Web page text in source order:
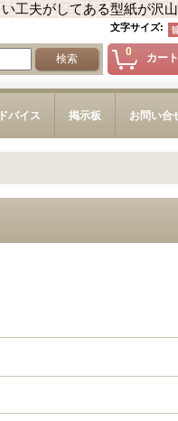
工夫がしてある型紙が沢
文字サイズ:
0 カー
バイス 掲示板 お問い合